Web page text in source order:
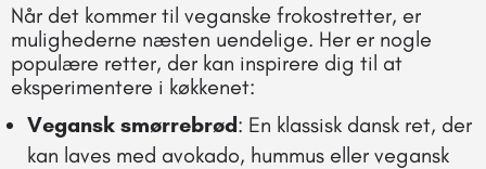
Når det kommer til veganske frokostretter, er
mulighederne næsten uendelige. Her er nogle
populære retter, der kan inspirere dig til at
eksperimentere i køkkenet:
Vegansk smørrebrød: En klassisk dansk ret, der
kan laves med avokado, hummus eller vegansk